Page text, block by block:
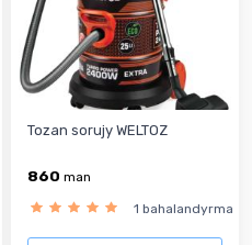
Tozan sorujy WELTOZ
860 man
1 bahalandyrma